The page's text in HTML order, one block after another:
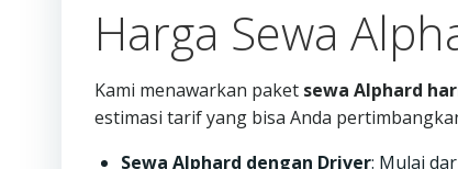
Harga Sewa
Kami menawarkan paket sewa Alphard
estimasi tarif yang bisa Anda
Sewa Alphard dengan Driver: Mulai